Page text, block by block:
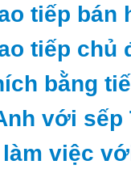
tiếp bán
tiếp
bằng
với sếp
việc